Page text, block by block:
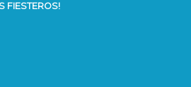
FIESTEROS!